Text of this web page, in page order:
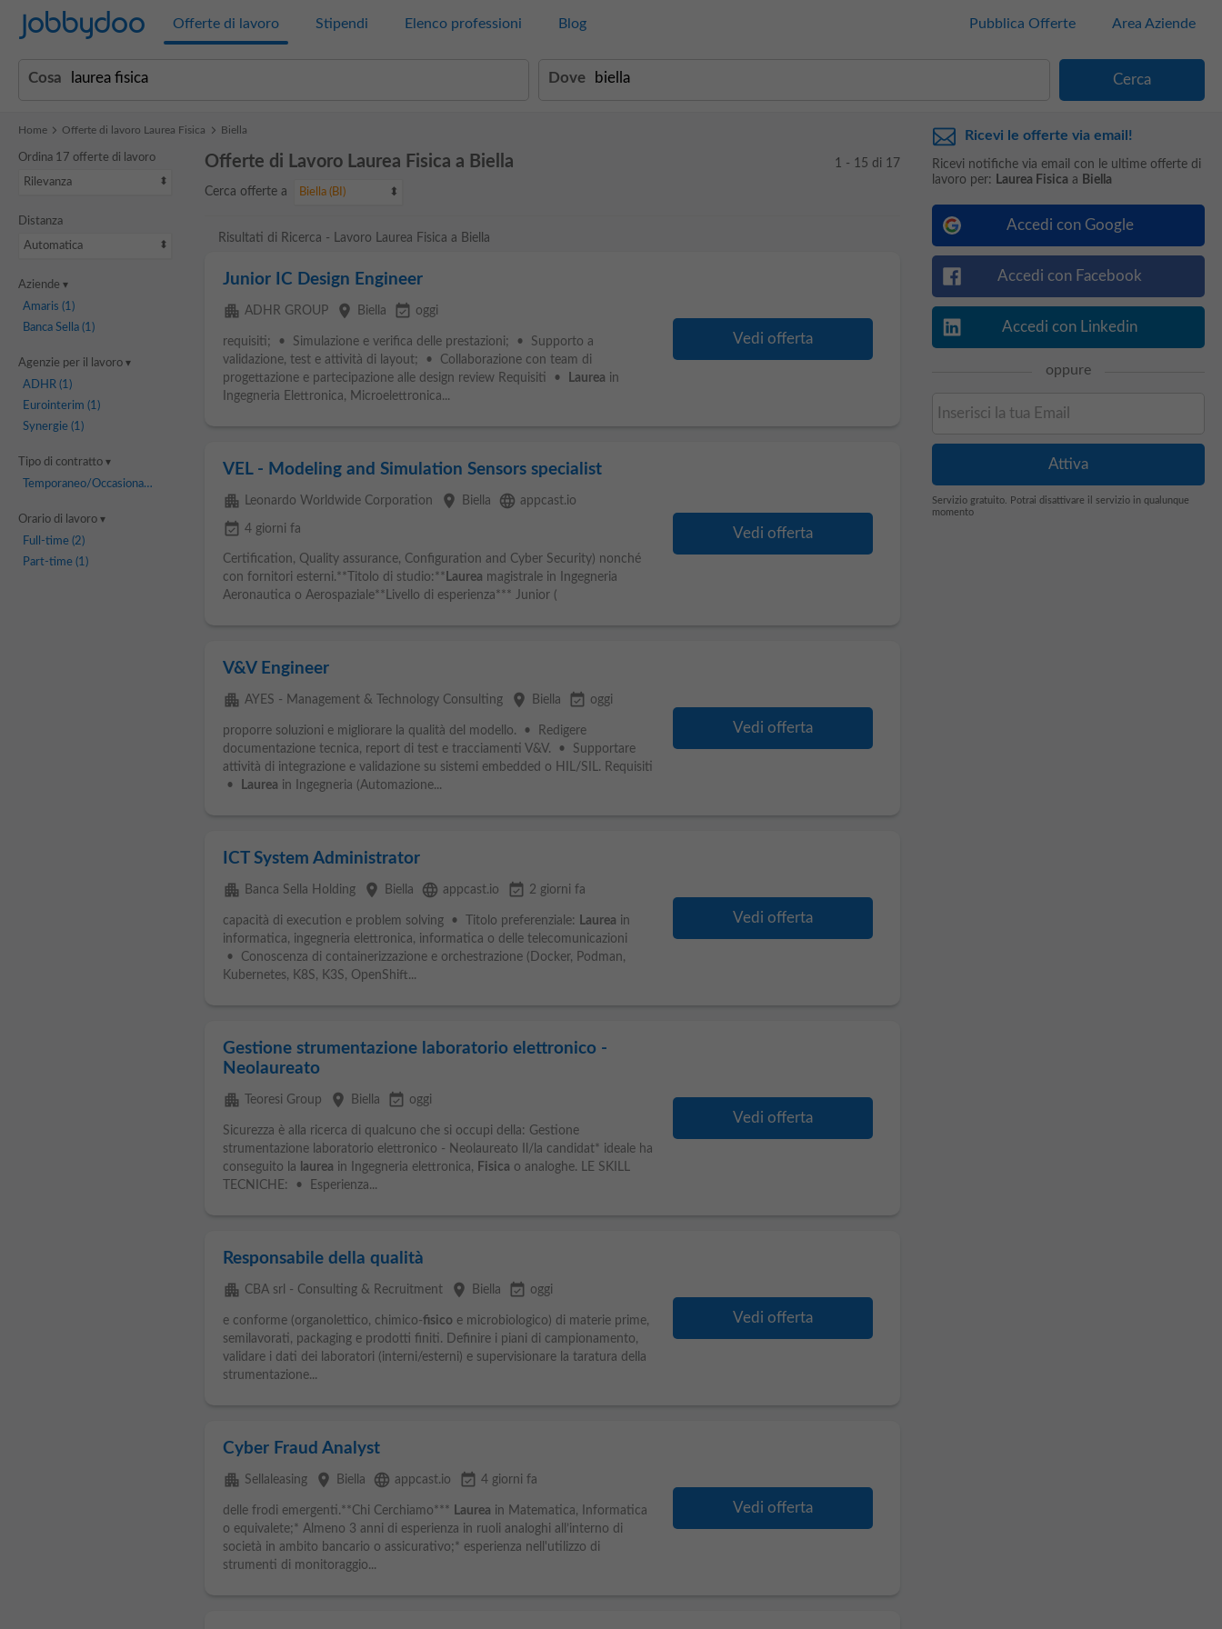
Jobbydoo Offerte di lavoro Stipendi Elenco professioni Blog Pubblica Offerte Area Aziende
Cosa Dove
Home Offerte di lavoro Laurea Fisica Biella
Ordina 17 offerte di lavoro
Rilevanza
Distanza
Automatica
Aziende
Amaris (1)
Banca Sella(1)
Agenzie per il lavoro
ADHR(1)
Eurointerim (1)
Synergie(1)
Tipo di contratto
Temporaneo/Occasionale
Orario di lavoro
Full-time(2)
Part-time(1)
Offerte di Lavoro Laurea Fisica a Biella
Cerca offerte a Biella (BI)
1 - 15 di 17
Risultati di Ricerca - Lavoro Laurea Fisica a Biella
Junior IC Design Engineer
apartment ADHR GROUP place Biella event_available oggi
requisiti; • Simulazione e verifica delle prestazioni; • Supporto a
validazione, test e attività di layout; • Collaborazione con team di
progettazione e partecipazione alle design review Requisiti •
Laurea in
Ingegneria Elettronica, Microelettronica...
Vedi offerta
VEL - Modeling and Simulation Sensors specialist
apartment Leonardo Worldwide Corporation place Biella language appcast.io
event_available 4 giorni fa
Certification, Quality assurance, Configuration and Cyber Security) nonché
con fornitori esterni.**Titolo di studio:** Laurea magistrale in Ingegneria
Aeronautica o Aerospaziale**Livello di esperienza*** Junior (
Vedi offerta
V&V Engineer
apartment AYES - Management & Technology Consulting place Biella event_available oggi
proporre soluzioni e migliorare la qualità del modello. • Redigere
documentazione tecnica, report di test e tracciamenti V&V. • Supportare
attività di integrazione e validazione su sistemi embedded o HIL/SIL. Requisiti
•
Laurea in Ingegneria (Automazione...
Vedi offerta
ICT System Administrator
apartment Banca Sella Holding place Biella language appcast.io event_available 2 giorni fa
capacità di execution e problem solving • Titolo preferenziale: Laurea in
informatica, ingegneria elettronica, informatica o delle telecomunicazioni
• Conoscenza di containerizzazione e orchestrazione (Docker, Podman,
Kubernetes, K8S, K3S, OpenShift...
Vedi offerta
Gestione strumentazione laboratorio elettronico -
Neolaureato
apartment Teoresi Group place Biella event_available oggi
Sicurezza è alla ricerca di qualcuno che si occupi della: Gestione
strumentazione laboratorio elettronico - Neolaureato Il/la candidat* ideale ha
conseguito la laurea in Ingegneria elettronica, Fisica o analoghe. LE SKILL
TECNICHE: • Esperienza...
Vedi offerta
Responsabile della qualità
apartment CBA srl - Consulting & Recruitment place Biella event_available oggi
e conforme (organolettico, chimico-fisicoe microbiologico) di materie prime,
semilavorati, packaging e prodotti finiti. Definire i piani di campionamento,
validare i dati dei laboratori (interni/esterni) e supervisionare la taratura della
strumentazione...
Vedi offerta
Cyber Fraud Analyst
apartment Sellaleasing place Biella language appcast.io event_available 4 giorni fa
delle frodi emergenti.**Chi Cerchiamo*** Laurea in Matematica, Informatica
o equivalete;* Almeno 3 anni di esperienza in ruoli analoghi all’interno di
società in ambito bancario o assicurativo;* esperienza nell'utilizzo di
strumenti di monitoraggio...
Vedi offerta
Ricevi le offerte via email!
Ricevi notifiche via email con le ultime offerte di
lavoro per: Laurea Fisica a Biella
Accedi con Google
Accedi con Facebook
Accedi con Linkedin
oppure
Servizio gratuito. Potrai disattivare il servizio in qualunque
momento